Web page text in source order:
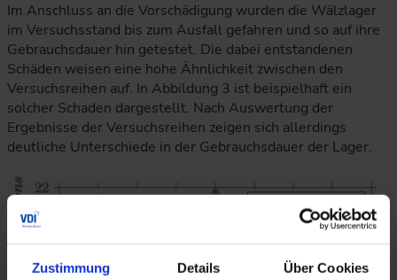
Zustimmung Details Über Cookies
Im Anschluss an die Vorschädigung wurden die Wälzlager
im Versuchsstand bis zum Ausfall gefahren und so auf ihre
Gebrauchsdauer hin getestet. Die dabei entstandenen
Schäden weisen eine hohe Ähnlichkeit zwischen den
Versuchsreihen auf. In Abbildung 3 ist beispielhaft ein
solcher Schaden dargestellt. Nach Auswertung der
Ergebnisse der Versuchsreihen zeigen sich allerdings
deutliche Unterschiede in der Gebrauchsdauer der Lager.
Das Diagramm vergleicht berechnete und experimentell